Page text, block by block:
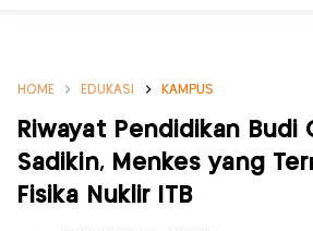
HOME EDUKASI KAMPUS
Riwayat Pendidikan Budi
Sadikin, Menkes yang
Fisika Nuklir ITB